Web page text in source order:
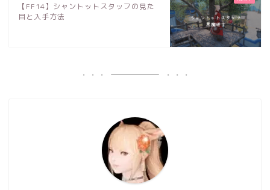
【FF14】シャントットスタッフの見た
目と入手方法